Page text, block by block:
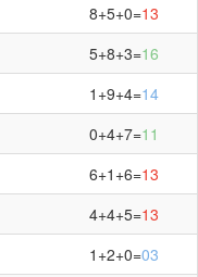
8+5+0=13
5+8+3=16
1+9+4=14
0+4+7=11
6+1+6=13
4+4+5=13
1+2+0=03